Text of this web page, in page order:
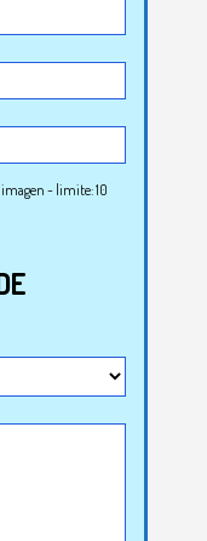
imagen - limite: 10